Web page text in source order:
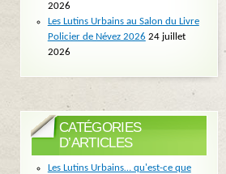
2026
Les Lutins Urbains au Salon du Livre
Policier de Névez 2026 24 juillet
2026
CATÉGORIES
D’ARTICLES
Les Lutins Urbains… qu'est-ce que